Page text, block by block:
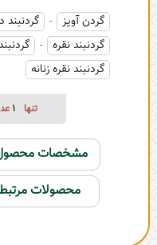
گردن آویز - گردنبند
گردنبند نقره -
گردنبند نقره زنانه
تنها 1
مشخصات
محصولات مرتبط